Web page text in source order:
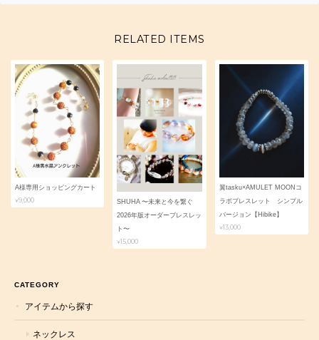
RELATED ITEMS
A様専用ショッピングカート
¥9,000
SHUHA 〜未来と今を繋ぐ
2026年版オーダーブレスレッ
ト〜
¥15,000
翼tasku×AMULET MOONコ
ラボブレスレット シンプル
バージョン【Hibike】
¥13,000
CATEGORY
アイテムから探す
ネックレス